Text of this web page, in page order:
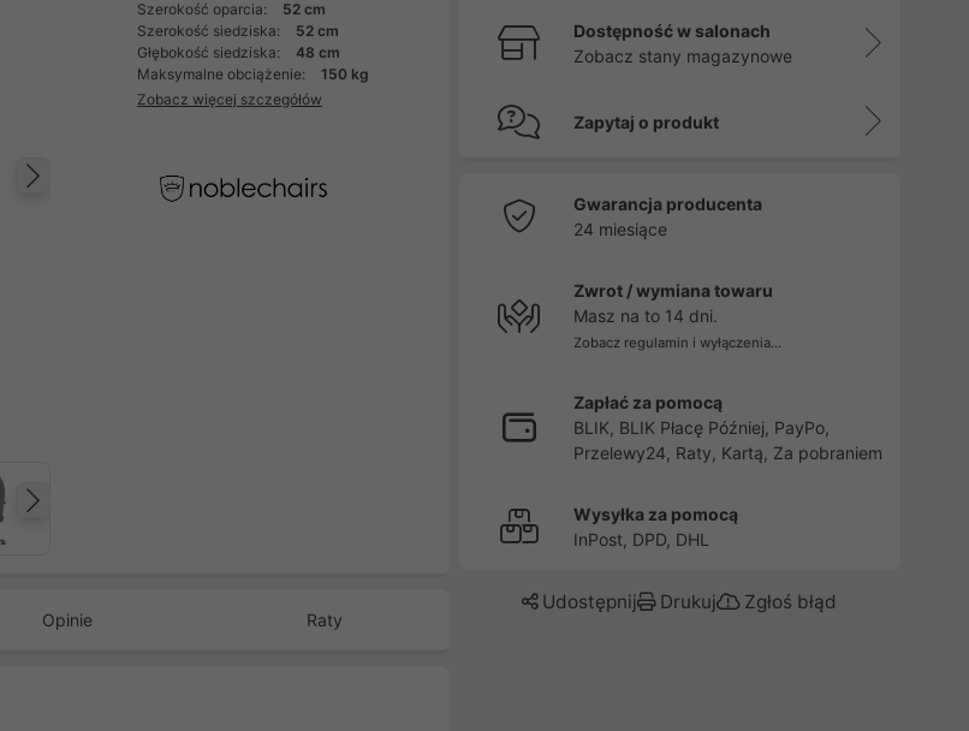
Następny
Szerokość oparcia:
52 cm
Szerokość siedziska:
52 cm
Głębokość siedziska:
48 cm
Maksymalne obciążenie:
150 kg
Zobacz więcej szczegółów
Opinie Raty
Dostępność w salonach
Zobacz stany magazynowe
Zapytaj o produkt
Gwarancja producenta
24 miesiące
Zwrot / wymiana towaru
Masz na to 14 dni.
Zobacz regulamin i wyłączenia...
Zapłać za pomocą
BLIK, BLIK Płacę Później, PayPo,
Przelewy24, Raty, Kartą, Za pobraniem
Wysyłka za pomocą
InPost, DPD, DHL
Udostępnij Drukuj Zgłoś błąd